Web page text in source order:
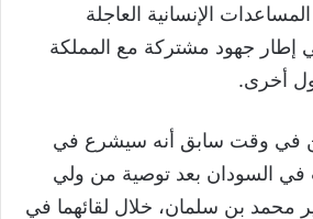
الإنسانية العاجلة
إطار جهود مشتركة مع المملكة
أخرى.
في وقت سابق أنه سيشرع في
في السودان بعد توصية من ولي
محمد بن سلمان، خلال لقائهما في